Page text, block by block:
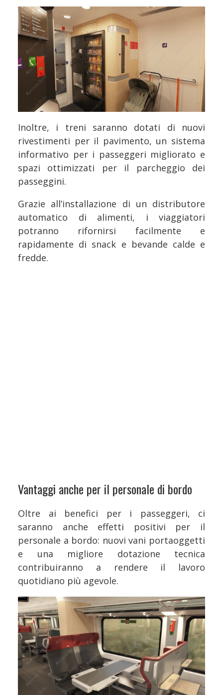
Inoltre, i treni saranno dotati di nuovi
rivestimenti per il pavimento, un sistema
informativo per i passeggeri migliorato e
spazi ottimizzati per il parcheggio dei
passeggini.
Grazie all’installazione di un distributore
automatico di alimenti, i viaggiatori
potranno rifornirsi facilmente e
rapidamente di snack e bevande calde e
fredde.
Vantaggi anche per il personale di bordo
Oltre ai benefici per i passeggeri, ci
saranno anche effetti positivi per il
personale a bordo: nuovi vani portaoggetti
e una migliore dotazione tecnica
contribuiranno a rendere il lavoro
quotidiano più agevole.